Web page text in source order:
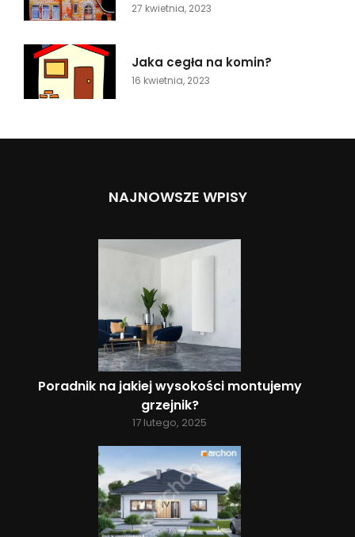
27 kwietnia, 2023
Jaka cegła na komin?
16 kwietnia, 2023
NAJNOWSZE WPISY
Poradnik na jakiej wysokości montujemy
grzejnik?
17 lutego, 2025